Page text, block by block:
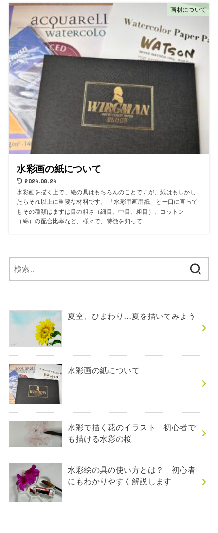
画材について
水彩画の紙について
2024.08.24
水彩画を描く上で、絵の具はもちろんのことですが、紙はもしかし
たらそれ以上に重要な材料です。 「水彩用画用紙」と一口に言って
もその種類はまずは目の粗さ（細目、中目、粗目）、コットン
（綿）の配合比率など、様々で、特徴を知って...
索:
夏空、ひまわり…夏を描いてみよう
水彩画の紙について
水彩で描く花のイラスト 初心者で
も描ける水彩の桜
水彩絵の具の使い方とは？ 初心者
にもわかりやすく解説します